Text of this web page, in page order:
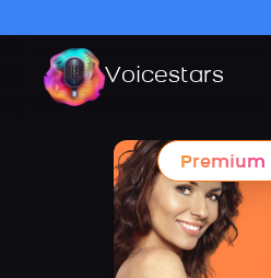
Voicestars
Premium